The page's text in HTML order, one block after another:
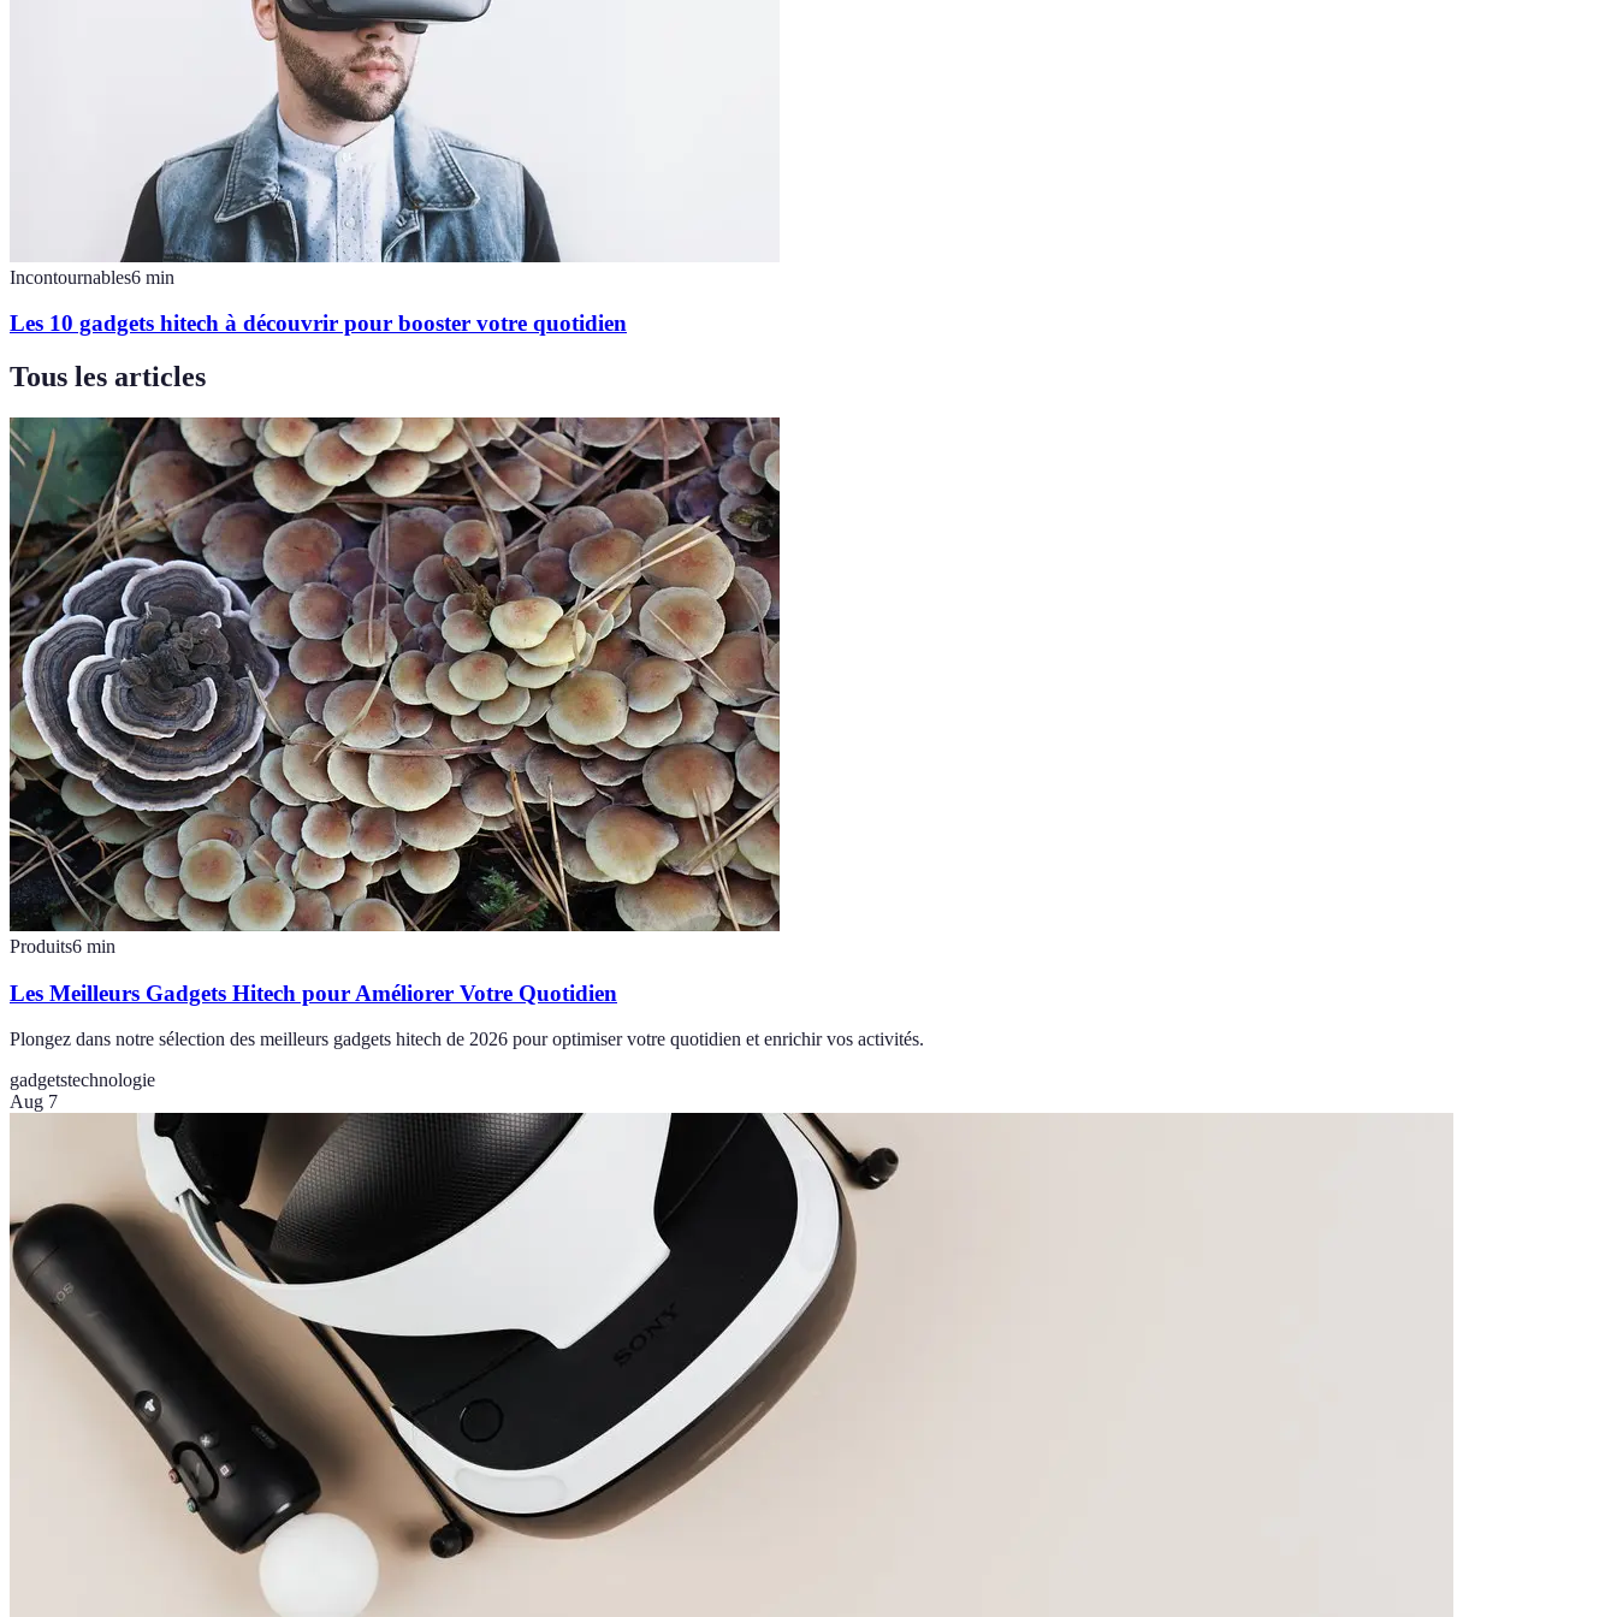
Incontournables6 min
Les 10 gadgets hitech à découvrir pour booster votre quotidien
Tous les articles
Produits6 min
Les Meilleurs Gadgets Hitech pour Améliorer Votre Quotidien
Plongez dans notre sélection des meilleurs gadgets hitech de 2026 pour optimiser votre quotidien et enrichir vos activités.
gadgetstechnologie
Aug 7